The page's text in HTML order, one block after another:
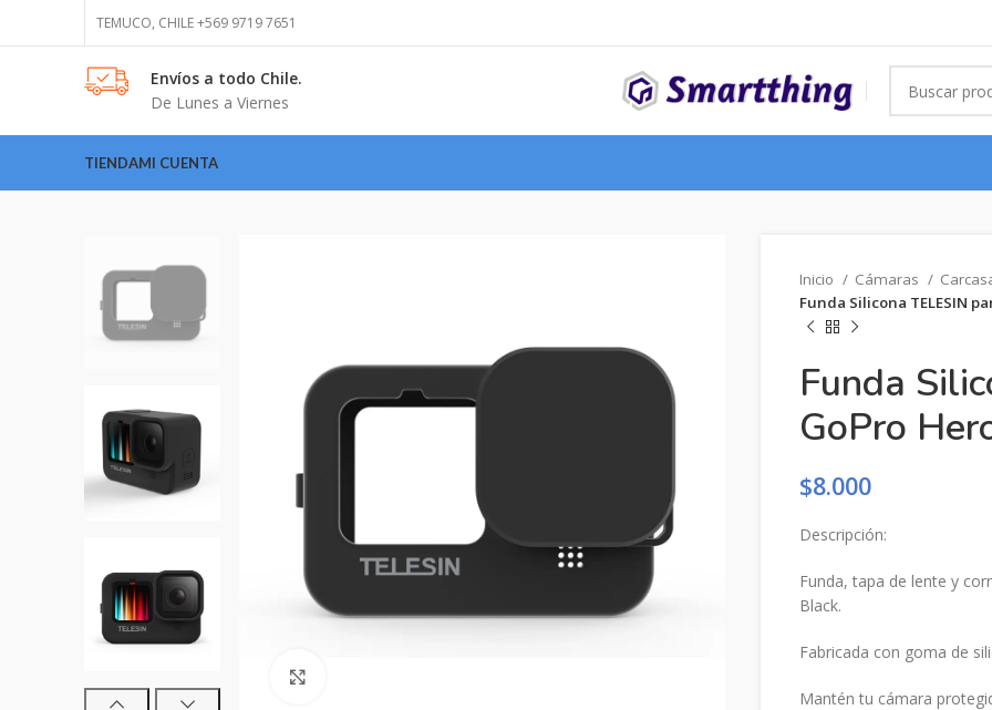
TEMUCO, CHILE +569 9719 7651
Envíos a todo Chile.
De Lunes a Viernes
TIENDAMI CUENTA
Inicio Cámaras
Funda Silicona TELESIN
Funda
GoPro
$8.000
Descripción:
Funda, tapa de lente y
Black.
Fabricada con goma de
Mantén tu cámara